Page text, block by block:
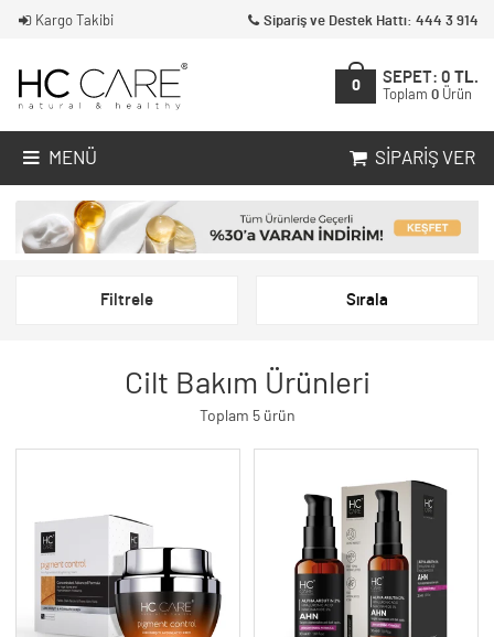
Kargo Takibi Sipariş ve Destek Hattı: 444 3 914
0
SEPET: 0 TL.
Toplam 0 Ürün
MENÜ SIPARIŞ VER
Filtrele Sırala
Cilt Bakım Ürünleri
Toplam 5 ürün